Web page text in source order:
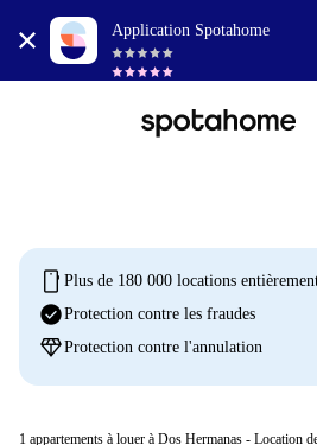
Application Spotahome
mobile Plus de 180 000 locations
check_circleProtection contre les fraudes
diamondProtection contre l'annulation
1 appartements à louer à Dos Hermanas - Location